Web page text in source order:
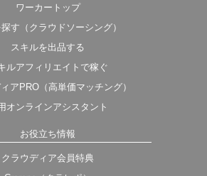
ワーカートップ
す（クラウドソーシング）
スキルを出品する
ルアフィリエイトで稼ぐ
アPRO（高単価マッチング）
オンラインアシスタント
お役立ち情報
クラウディア会員特典